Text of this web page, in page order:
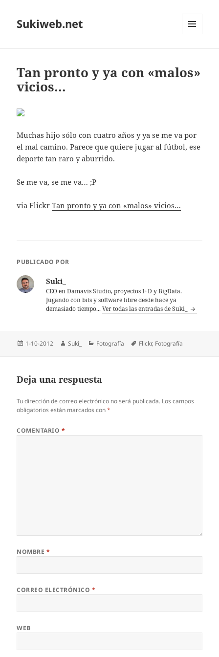
Sukiweb.net
Tan pronto y ya con «malos»
vicios…
Muchas hijo sólo con cuatro años y ya se me va por
el mal camino. Parece que quiere jugar al fútbol, ese
deporte tan raro y aburrido.
Se me va, se me va… ;P
via FlickrTan pronto y ya con «malos» vicios…
PUBLICADO POR
Suki_
CEO en Damavis Studio, proyectos I+D y BigData.
Jugando con bits y software libre desde hace ya
demasiado tiempo...Ver todas las entradas de Suki_
Publicado
1-10-2012 Autor
Suki_ Categorías
Fotografía Etiquetas
Flickr, Fotografí­a
Deja una respuesta
Tu dirección de correo electrónico no será publicada. Los campos
obligatorios están marcados con*
COMENTARIO *
NOMBRE *
CORREO ELECTRÓNICO *
WEB